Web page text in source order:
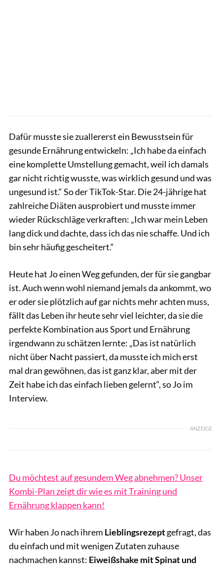
Dafür musste sie zuallererst ein Bewusstsein für
gesunde Ernährung entwickeln: „Ich habe da einfach
eine komplette Umstellung gemacht, weil ich damals
gar nicht richtig wusste, was wirklich gesund und was
ungesund ist.“ So der TikTok-Star. Die 24-jährige hat
zahlreiche Diäten ausprobiert und musste immer
wieder Rückschläge verkraften: „Ich war mein Leben
lang dick und dachte, dass ich das nie schaffe. Und ich
bin sehr häufig gescheitert.“
Heute hat Jo einen Weg gefunden, der für sie gangbar
ist. Auch wenn wohl niemand jemals da ankommt, wo
er oder sie plötzlich auf gar nichts mehr achten muss,
fällt das Leben ihr heute sehr viel leichter, da sie die
perfekte Kombination aus Sport und Ernährung
irgendwann zu schätzen lernte: „Das ist natürlich
nicht über Nacht passiert, da musste ich mich erst
mal dran gewöhnen, das ist ganz klar, aber mit der
Zeit habe ich das einfach lieben gelernt“, so Jo im
Interview.
ANZEIGE
Du möchtest auf gesundem Weg abnehmen? Unser
Kombi-Plan zeigt dir wie es mit Training und
Ernährung klappen kann!
Wir haben Jo nach ihrem Lieblingsrezeptgefragt, das
du einfach und mit wenigen Zutaten zuhause
nachmachen kannst: Eiweißshake mit Spinat und